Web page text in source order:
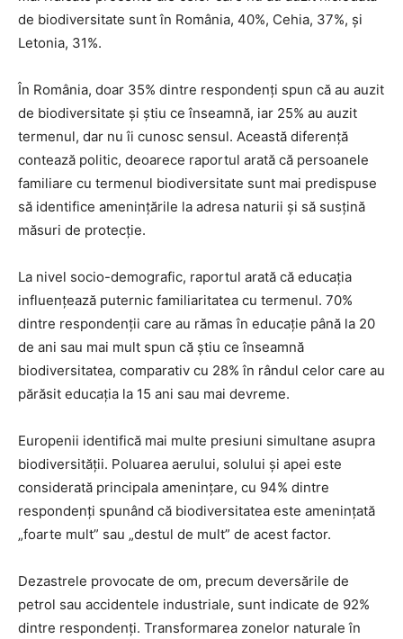
de biodiversitate sunt în România, 40%, Cehia, 37%, și
Letonia, 31%.
În România, doar 35% dintre respondenți spun că au auzit
de biodiversitate și știu ce înseamnă, iar 25% au auzit
termenul, dar nu îi cunosc sensul. Această diferență
contează politic, deoarece raportul arată că persoanele
familiare cu termenul biodiversitate sunt mai predispuse
să identifice amenințările la adresa naturii și să susțină
măsuri de protecție.
La nivel socio-demografic, raportul arată că educația
influențează puternic familiaritatea cu termenul. 70%
dintre respondenții care au rămas în educație până la 20
de ani sau mai mult spun că știu ce înseamnă
biodiversitatea, comparativ cu 28% în rândul celor care au
părăsit educația la 15 ani sau mai devreme.
Europenii identifică mai multe presiuni simultane asupra
biodiversității. Poluarea aerului, solului și apei este
considerată principala amenințare, cu 94% dintre
respondenți spunând că biodiversitatea este amenințată
„foarte mult” sau „destul de mult” de acest factor.
Dezastrele provocate de om, precum deversările de
petrol sau accidentele industriale, sunt indicate de 92%
dintre respondenți. Transformarea zonelor naturale în